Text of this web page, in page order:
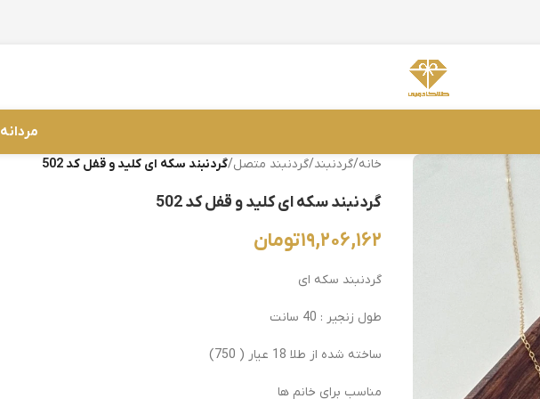
مردانه
خانه/گردنبند/گردنبند متصل/گردنبند سکه ای کلید و قفل کد 502
گردنبند سکه ای کلید و قفل کد 502
۱۹,۲۰۶,۱۶۲تومان
گردنبند سکه ای
طول زنجیر : 40 سانت
ساخته شده از طلا 18 عیار ( 750)
مناسب برای خانم ها